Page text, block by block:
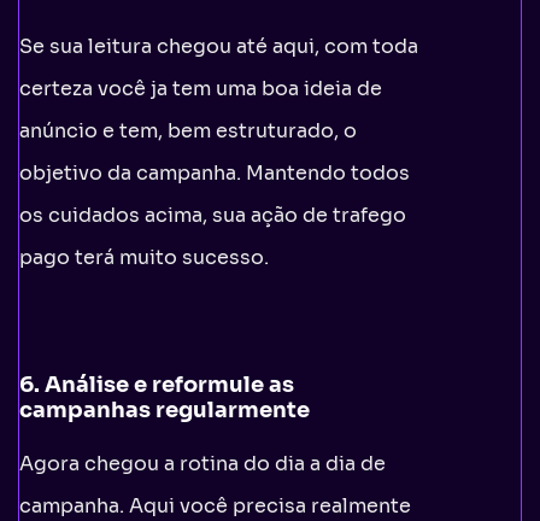
Se sua leitura chegou até aqui, com toda
certeza você ja tem uma boa ideia de
anúncio e tem, bem estruturado, o
objetivo da campanha. Mantendo todos
os cuidados acima, sua ação de trafego
pago terá muito sucesso.
6. Análise e reformule as
campanhas regularmente
Agora chegou a rotina do dia a dia de
campanha. Aqui você precisa realmente